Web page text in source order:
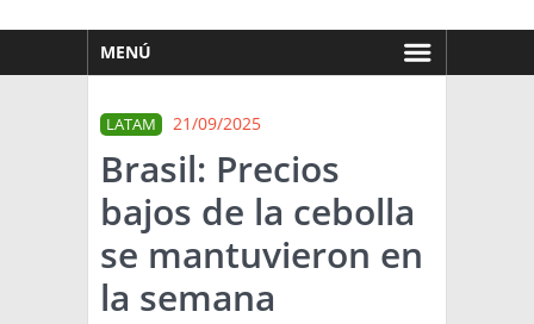
MENÚ
MERCADOS
NOTICIAS
EN ESPAÑOL
OTROS IDIOMAS
CLIMA
PRONÓSTICO
LLUVIAS
LATAM 21/09/2025
Brasil: Precios
bajos de la cebolla
se mantuvieron en
la semana